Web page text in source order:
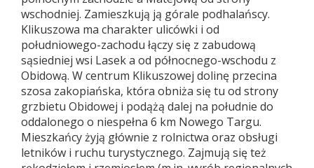
wschodniej. Zamieszkują ją górale podhalańscy.
Klikuszowa ma charakter ulicówki i od
południowego-zachodu łączy się z zabudową
sąsiedniej wsi Lasek a od północnego-wschodu z
Obidową. W centrum Klikuszowej dolinę przecina
szosa zakopiańska, która obniża się tu od strony
grzbietu Obidowej i podążą dalej na południe do
oddalonego o niespełna 6 km Nowego Targu.
Mieszkańcy żyją głównie z rolnictwa oraz obsługi
letników i ruchu turystycznego. Zajmują się też